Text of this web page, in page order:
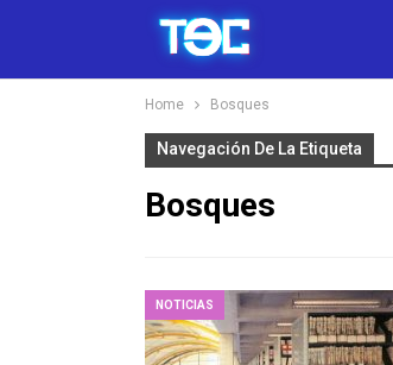
Home Bosques
Navegación De La Etiqueta
Bosques
NOTICIAS